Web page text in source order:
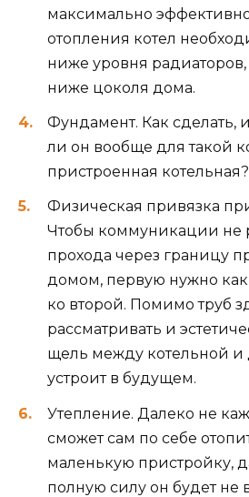
максимально
отопления котел
ниже уровня радиаторов,
ниже цоколя дома.
Фундамент. Как сделать,
ли он вообще для такой
пристроенная котельная?
Физическая привязка
Чтобы коммуникации не
прохода через границу
домом, первую нужно
ко второй. Помимо труб
рассматривать и
щель между котельной и
устроит в будущем.
Утепление. Далеко не
сможет сам по себе
маленькую пристройку,
полную силу он будет не